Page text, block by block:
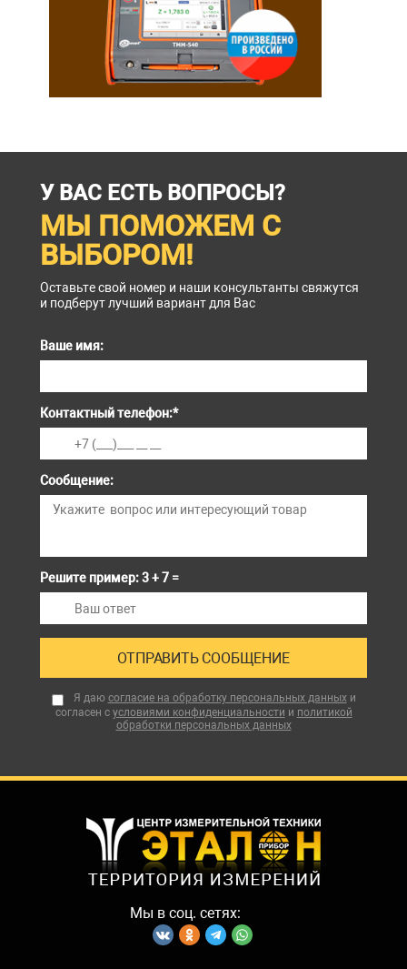
У ВАС ЕСТЬ ВОПРОСЫ?
МЫ ПОМОЖЕМ С
ВЫБОРОМ!
Оставьте свой номер и наши консультанты свяжутся
и подберут лучший вариант для Вас
Ваше имя:
Контактный телефон:*
Сообщение:
Решите пример: 3 + 7 =
Я даю согласие на обработку персональных данныхи
согласен с условиями конфиденциальности и политикой
обработки персональных данных
Мы в соц. сетях: